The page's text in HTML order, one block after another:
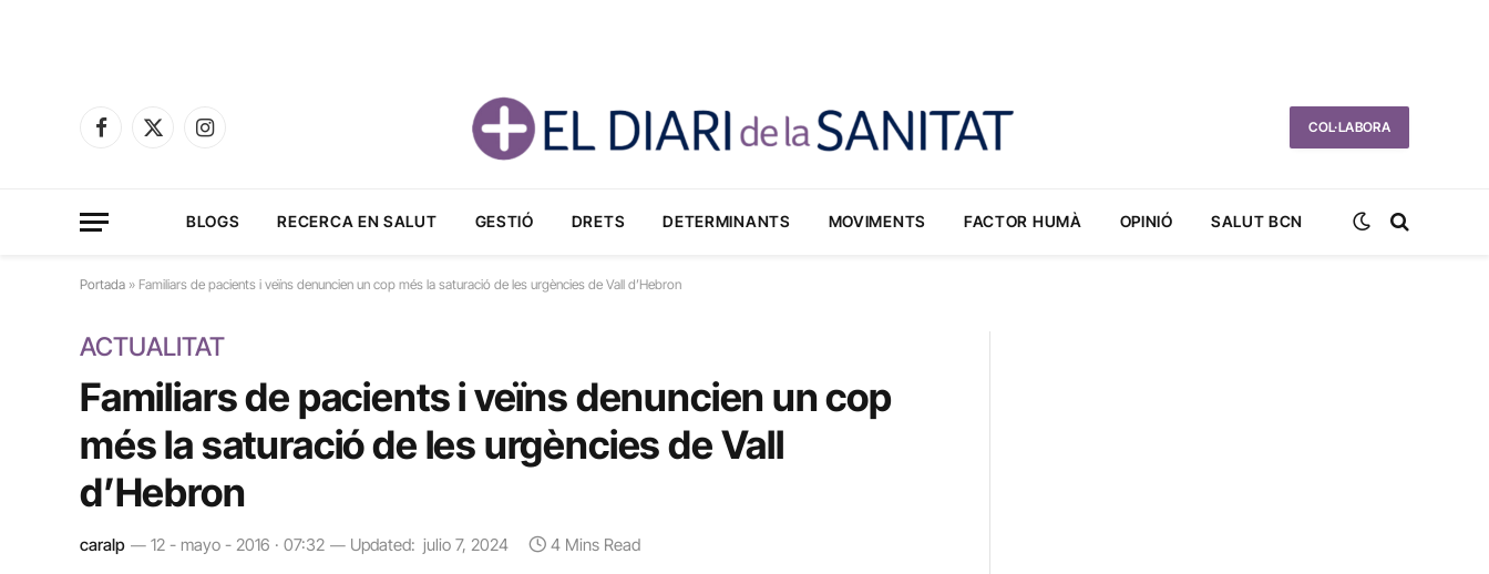
Facebook
X
Instagram
COL·LABORA
BLOGS RECERCA EN SALUT GESTIÓ DRETS DETERMINANTS MOVIMENTS FACTOR HUMÀ OPINIÓ SALUT BCN
Portada » Familiars de pacients i veïns denuncien un cop més la saturació de les urgències de Vall d’Hebron
ACTUALITAT
Familiars de pacients i veïns denuncien un cop
més la saturació de les urgències de Vall
d’Hebron
caralp 12 - mayo - 2016 · 07:32 Updated: julio 7, 2024 4 Mins Read